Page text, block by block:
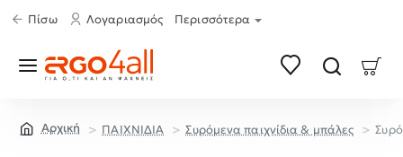
Πίσω Λογαριασμός Περισσότερα
ΠΑΙΧΝΙΔΙΑ Συρόμενα παιχνίδια & μπάλες